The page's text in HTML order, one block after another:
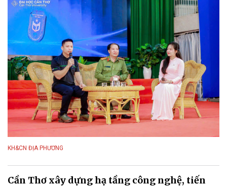
KH&CN ĐỊA PHƯƠNG
Cần Thơ xây dựng hạ tầng công nghệ, tiến